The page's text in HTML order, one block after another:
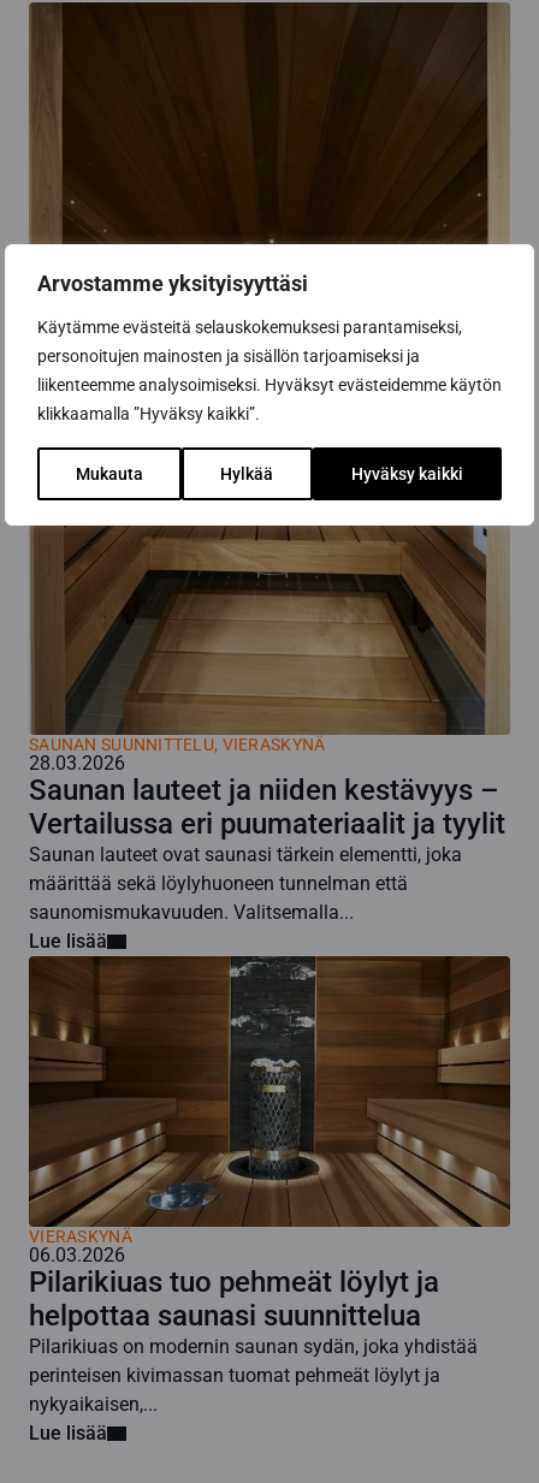
Arvostamme yksityisyyttäsi
Käytämme evästeitä selauskokemuksesi parantamiseksi,
personoitujen mainosten ja sisällön tarjoamiseksi ja
liikenteemme analysoimiseksi. Hyväksyt evästeidemme käytön
klikkaamalla ”Hyväksy kaikki”.
Mukauta Hylkää Hyväksy kaikki
SAUNAN SUUNNITTELU, VIERASKYNÄ
28.03.2026
Saunan lauteet ja niiden kestävyys –
Vertailussa eri puumateriaalit ja tyylit
Saunan lauteet ovat saunasi tärkein elementti, joka
määrittää sekä löylyhuoneen tunnelman että
saunomismukavuuden. Valitsemalla...
Lue lisää
VIERASKYNÄ
06.03.2026
Pilarikiuas tuo pehmeät löylyt ja
helpottaa saunasi suunnittelua
Pilarikiuas on modernin saunan sydän, joka yhdistää
perinteisen kivimassan tuomat pehmeät löylyt ja
nykyaikaisen,...
Lue lisää